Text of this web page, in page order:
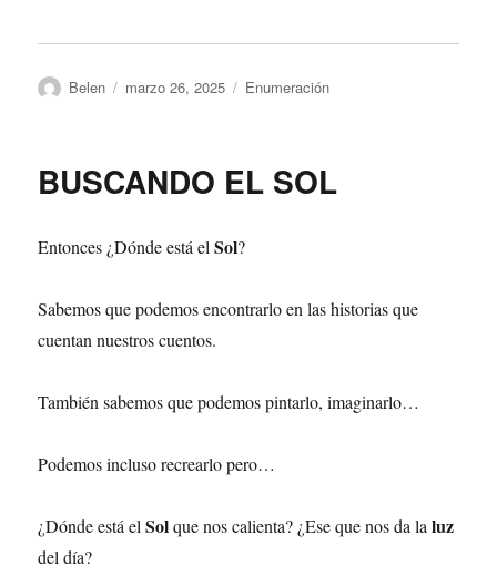
Autor
Belen
Publicado
marzo 26, 2025 Categorías
Enumeración
BUSCANDO EL SOL
Entonces ¿Dónde está elSol?
Sabemos que podemos encontrarlo en las historias que
cuentan nuestros cuentos.
También sabemos que podemos pintarlo, imaginarlo…
Podemos incluso recrearlo pero…
¿Dónde está elSolque nos calienta? ¿Ese que nos da laluz
del día?